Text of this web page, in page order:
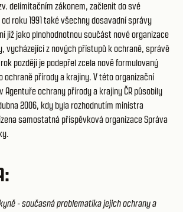
delimitačním zákonem, začlenit do své
roku 1991 také všechny dosavadní správy
již jako plnohodnotnou součást nové organizace
vycházející z nových přístupů k ochraně, správě
později je podepřel zcela nově formulovaný
ochraně přírody a krajiny. V této organizační
Agentuře ochrany přírody a krajiny ČR působily
2006, kdy byla rozhodnutím ministra
samostatná příspěvková organizace Správa
- současná problematika jejich ochrany a